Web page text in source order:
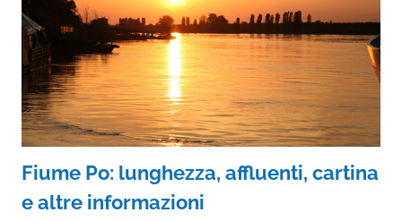
Fiume Po: lunghezza, affluenti, cartina
e altre informazioni